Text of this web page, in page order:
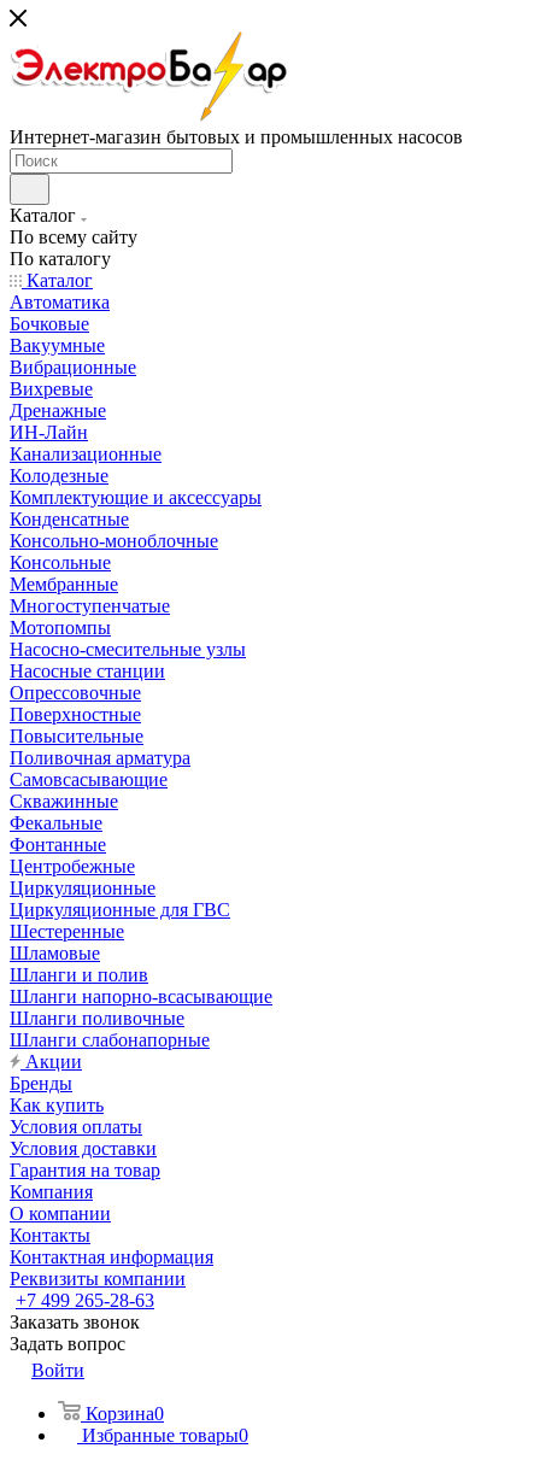
Интернет-магазин бытовых и промышленных насосов
Каталог
По всему сайту
По каталогу
Каталог
Автоматика
Бочковые
Вакуумные
Вибрационные
Вихревые
Дренажные
ИН-Лайн
Канализационные
Колодезные
Комплектующие и аксессуары
Конденсатные
Консольно-моноблочные
Консольные
Мембранные
Многоступенчатые
Мотопомпы
Насосно-смесительные узлы
Насосные станции
Опрессовочные
Поверхностные
Повысительные
Поливочная арматура
Самовсасывающие
Скважинные
Фекальные
Фонтанные
Центробежные
Циркуляционные
Циркуляционные для ГВС
Шестеренные
Шламовые
Шланги и полив
Шланги напорно-всасывающие
Шланги поливочные
Шланги слабонапорные
Акции
Бренды
Как купить
Условия оплаты
Условия доставки
Гарантия на товар
Компания
О компании
Контакты
Контактная информация
Реквизиты компании
+7 499 265-28-63
Заказать звонок
Задать вопрос
Войти
Корзина0
Избранные товары0